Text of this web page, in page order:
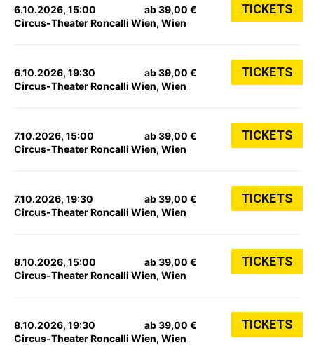
6.10.2026, 15:00
Circus-Theater Roncalli Wien, Wien
ab 39,00 € TICKETS
6.10.2026, 19:30
Circus-Theater Roncalli Wien, Wien
ab 39,00 € TICKETS
7.10.2026, 15:00
Circus-Theater Roncalli Wien, Wien
ab 39,00 € TICKETS
7.10.2026, 19:30
Circus-Theater Roncalli Wien, Wien
ab 39,00 € TICKETS
8.10.2026, 15:00
Circus-Theater Roncalli Wien, Wien
ab 39,00 € TICKETS
8.10.2026, 19:30
Circus-Theater Roncalli Wien, Wien
ab 39,00 € TICKETS